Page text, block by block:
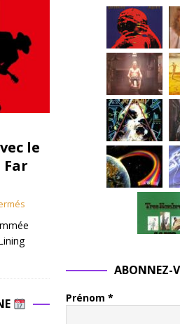
le
Far
ABONNEZ-
Prénom *